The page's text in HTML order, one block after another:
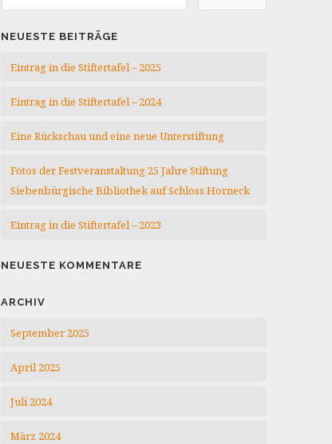
NEUESTE BEITRÄGE
Eintrag in die Stiftertafel – 2025
Eintrag in die Stiftertafel – 2024
Eine Rückschau und eine neue Unterstiftung
Fotos der Festveranstaltung 25 Jahre Stiftung
Siebenbürgische Bibliothek auf Schloss Horneck
Eintrag in die Stiftertafel – 2023
NEUESTE KOMMENTARE
ARCHIV
September 2025
April 2025
Juli 2024
März 2024